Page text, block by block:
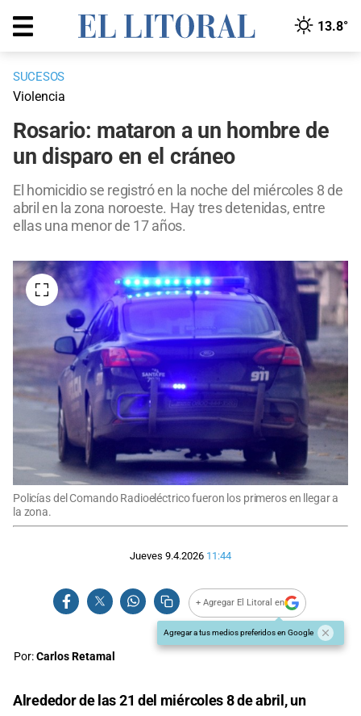
13.8°
SUCESOS
Violencia
Rosario: mataron a un hombre de
un disparo en el cráneo
El homicidio se registró en la noche del miércoles 8 de
abril en la zona noroeste. Hay tres detenidas, entre
ellas una menor de 17 años.
Policías del Comando Radioeléctrico fueron los primeros en llegar a
la zona.
Jueves 9.4.2026 11:44
+ Agregar El Litoral en
Agregar a tus medios preferidos en Google
Por:Carlos Retamal
Alrededor de las 21 del miércoles 8 de abril, un